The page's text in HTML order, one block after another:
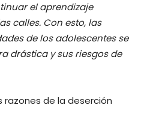
el aprendizaje
calles. Con esto, las
de los adolescentes se
drástica y sus riesgos de
razones de la deserción